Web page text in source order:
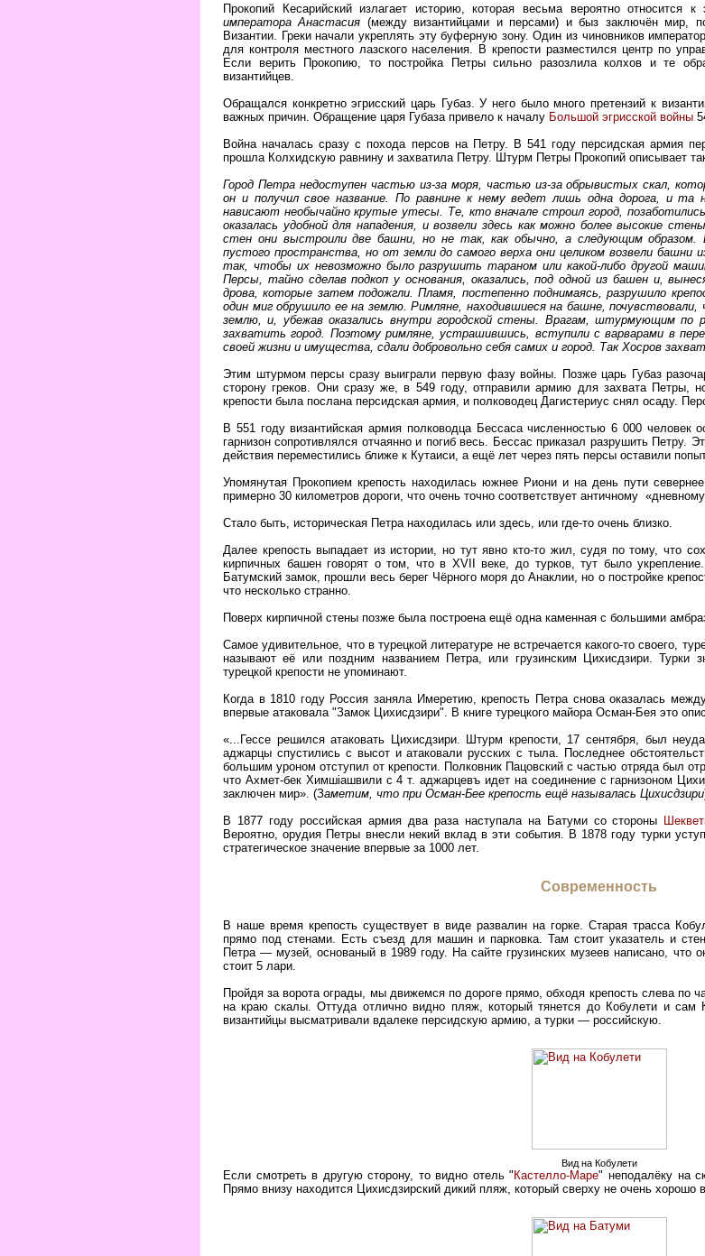
Прокопий Кесарийский излагает историю, которая весьма вероятно
императора Анастасия (между византийцами и персами) и быз заключён мир,
Византии. Греки начали укреплять эту буферную зону. Один из чиновников
для контроля местного лазского населения. В крепости разместился центр по
Если верить Прокопию, то постройка Петры сильно разозлила колхов и те
византийцев.
Обращался конкретно эгрисский царь Губаз. У него было много претензий к
важных причин. Обращение царя Губаза привело к началу Большой эгрисской войны
Война началась сразу с похода персов на Петру. В 541 году персидская армия
прошла Колхидскую равнину и захватила Петру. Штурм Петры Прокопий описывает
Город Петра недоступен частью из-за моря, частью из-за обрывистых скал,
он и получил свое название.
По равнине к нему ведет лишь одна дорога, и та
нависают необычайно крутые утесы. Те, кто вначале строил город,
оказалась удобной для нападения, и возвели здесь как можно более высокие
стен они выстроили две башни, но не так, как обычно, а следующим образом.
пустого пространства, но от земли до самого верха они целиком возвели башни
так, чтобы их невозможно было разрушить тараном или какой-либо другой
Персы, тайно сделав подкоп у основания, оказались, под одной из башен и,
дрова, которые затем подожгли. Пламя, постепенно поднимаясь, разрушило
один миг обрушило ее на землю. Римляне, находившиеся на башне,
землю, и, убежав оказались внутри городской стены. Врагам, штурмующим по
захватить город. Поэтому римляне, устрашившись, вступили с варварами в
своей жизни и имущества, сдали добровольно себя самих и город. Так Хосров
Этим штурмом персы сразу выиграли первую фазу войны. Позже царь Губаз
сторону греков. Они сразу же, в 549 году, отправили армию для захвата Петры,
крепости была послана персидская армия, и полководец Дагистериус снял осаду.
В 551 году византийская армия полководца Бессаса численностью 6 000
гарнизон сопротивлялся отчаянно и погиб весь. Бессас приказал разрушить
действия переместились ближе к Кутаиси, а ещё лет через пять персы оставили
Упомянутая Прокопием крепость находилась южнее Риони и на день пути
примерно 30 километров дороги, что очень точно соответствует античному
Стало быть, историческая Петра находилась или здесь, или где-то очень близко.
Далее крепость выпадает из истории, но тут явно кто-то жил, судя по тому, что
кирпичных башен говорят о том, что в XVII веке, до турков, тут было
Батумский замок, прошли весь берег Чёрного моря до Анаклии, но о постройке
что несколько странно.
Поверх кирпичной стены позже была построена ещё одна каменная с большими
Самое удивительное, что в турецкой литературе не встречается какого-то своего,
называют её или поздним названием Петра, или грузинским Цихисдзири. Турки
турецкой крепости не упоминают.
Когда в 1810 году Россия заняла Имеретию, крепость Петра снова оказалась
впервые атаковала "Замок Цихисдзири". В книге турецкого майора Осман-Бея это
«...Гессе решился атаковать Цихисдзири. Штурм крепости, 17 сентября, был
аджарцы спустились с высот и атаковали русских с тыла. Последнее
большим уроном отступил от крепости. Полковник Пацовский с частью отряда был
что Ахмет-бек Химшіашвили с 4 т. аджарцевъ идет на соединение с гарнизоном
заключен мир». (Заметим, что при Осман-Бее крепость ещё называлась Цихисдзири
В 1877 году российская армия два раза наступала на Батуми со стороны
Вероятно, орудия Петры внесли некий вклад в эти события. В 1878 году турки
стратегическое значение впервые за 1000 лет.
Современность
В наше время крепость существует в виде развалин на горке. Старая трасса
прямо под стенами. Есть съезд для машин и парковка. Там стоит указатель и
Петра — музей, основаный в 1989 году. На сайте грузинских музеев написано, что
стоит 5 лари.
Пройдя за ворота ограды, мы движемся по дороге прямо, обходя крепость слева по
на краю скалы. Оттуда отлично видно пляж, который тянется до Кобулети и сам
византийцы высматривали вдалеке персидскую армию, а турки — российскую.
Вид на Кобулети
Если смотреть в другую сторону, то видно отель " Кастелло-Маре" неподалёку на
Прямо внизу находится Цихисдзирский дикий пляж, который сверху не очень хорошо